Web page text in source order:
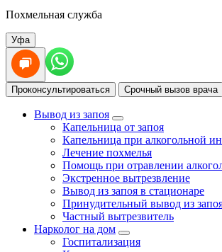
Похмельная служба
Уфа
Проконсультироваться Срочный вызов врача
Вывод из запоя
Капельница от запоя
Капельница при алкогольной
Лечение похмелья
Помощь при отравлении
Экстренное вытрезвление
Вывод из запоя в стационаре
Принудительный вывод из
Частный вытрезвитель
Нарколог на дом
Госпитализация